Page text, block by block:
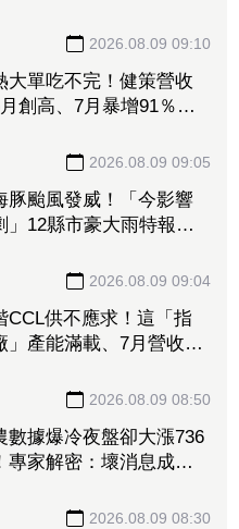
2026.08.09 09:10
大單吃不完！健策營收
創高、7月暴增91％
2026.08.09 09:05
豚颱風發威！「今影響
」12縣市豪大雨特報
2026.08.09 09:04
CCL供不應求！這「指
」產能滿載、7月營收暴
2026.08.09 08:50
數據爆冷夜盤卻大漲736
專家解密：壞消息成
2026.08.09 08:30